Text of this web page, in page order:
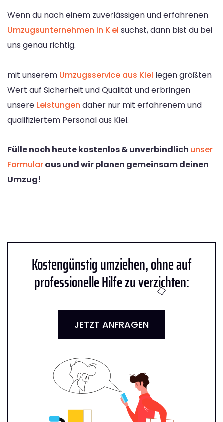
Wenn du nach einem zuverlässigen und erfahrenen
Umzugsunternehmen in Kiel suchst, dann bist du bei
uns genau richtig.
mit unserem Umzugsservice aus Kiel legen größten
Wert auf Sicherheit und Qualität und erbringen
unsere Leistungen daher nur mit erfahrenem und
qualifiziertem Personal aus Kiel.
Fülle noch heute kostenlos & unverbindlich unser
Formularaus und wir planen gemeinsam deinen
Umzug!
Kostengünstig umziehen, ohne auf
professionelle Hilfe zu verzichten:
JETZT ANFRAGEN